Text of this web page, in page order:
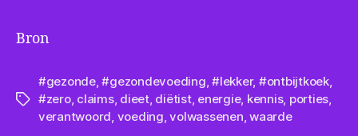
Bron
Tags
#gezonde,#gezondevoeding,#lekker, #ontbijtkoek,
#zero, claims, dieet, diëtist, energie, kennis, porties,
verantwoord, voeding,volwassenen,waarde